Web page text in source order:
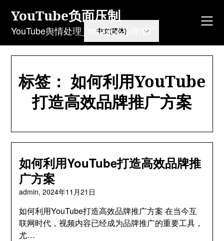
content
YouTube负面压制
YouTube舆情处理_YouTube品牌推广
标签： 如何利用YouTube
打造高效品牌推广方案
如何利用YouTube打造高效品牌推
广方案
admin,2024年11月21日
如何利用YouTube打造高效品牌推广方案 在当今互
联网时代，视频内容已经成为品牌推广的重要工具，
尤…